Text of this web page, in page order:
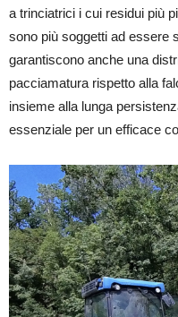
a trinciatrici i cui residui più
sono più soggetti ad essere
garantiscono anche una
pacciamatura rispetto alla
insieme alla lunga
essenziale per un efficace